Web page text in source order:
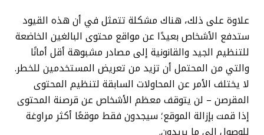
علاوة على ذلك، هناك مشكلة تتمثل في أن هذه القيود
ستدفع الأشخاص بعيدًا عن مواقع محتوى البالغين الخاضعة
للتنظيم الجيد والقانونية إلى مصادر مشبوهة أقل أمانًا
والتي من المحتمل أن تزيد من تعريض المستخدمين للخطر.
لا يختلف الأمر عن المحاولات السابقة لتنظيم المحتوى
المقرصن – لن يتوقف معظم الأشخاص عن قرصنة المحتوى
إذا قمت بإزالة الموقع؛ سيجدون فقط موقعًا أكثر مراوغة